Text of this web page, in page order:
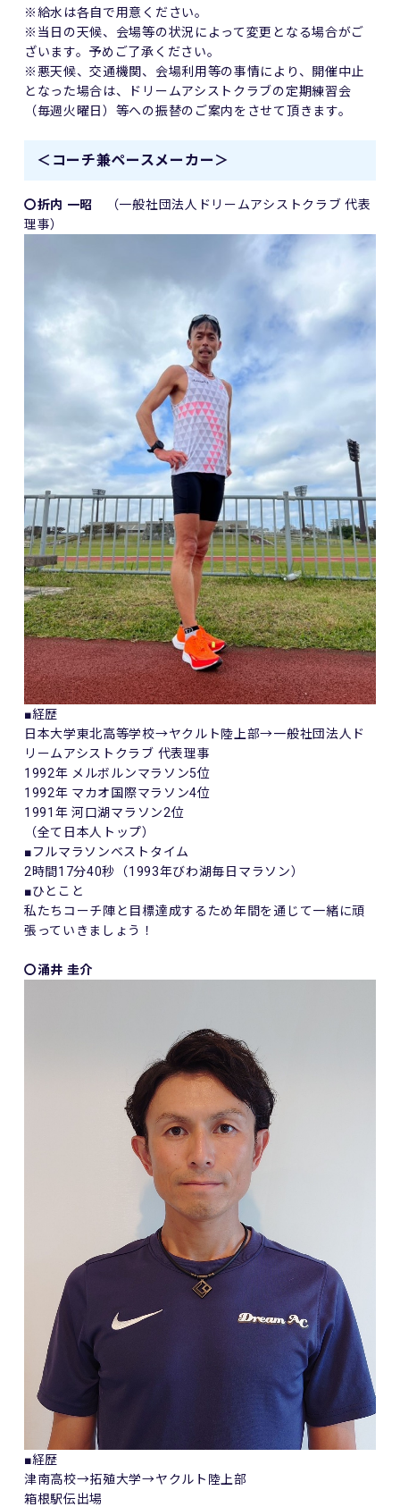
※給水は各自で用意ください。
※当日の天候、会場等の状況によって変更となる場合がご
ざいます。予めご了承ください。
※悪天候、交通機関、会場利用等の事情により、開催中止
となった場合は、ドリームアシストクラブの定期練習会
（毎週火曜日）等への振替のご案内をさせて頂きます。
＜コーチ兼ペースメーカー＞
〇折内 一昭 （一般社団法人ドリームアシストクラブ 代表
理事）
■経歴
日本大学東北高等学校→ヤクルト陸上部→一般社団法人ド
リームアシストクラブ 代表理事
1992年 メルボルンマラソン5位
1992年 マカオ国際マラソン4位
1991年 河口湖マラソン2位
（全て日本人トップ）
■フルマラソンベストタイム
2時間17分40秒（1993年びわ湖毎日マラソン）
■ひとこと
私たちコーチ陣と目標達成するため年間を通じて一緒に頑
張っていきましょう！
〇涌井 圭介
■経歴
津南高校→拓殖大学→ヤクルト陸上部
箱根駅伝出場